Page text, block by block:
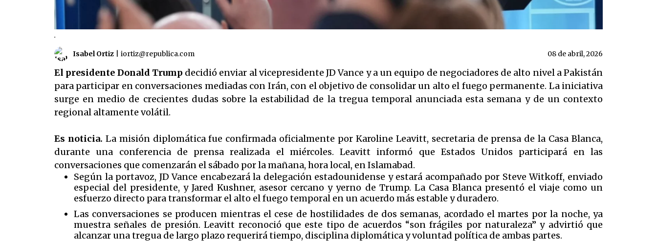
.
Isabel Ortiz iortiz@republica.com 08 de abril, 2026
El presidente Donald Trump decidió enviar al vicepresidente JD Vance y a un equipo de negociadores de alto nivel a Pakistán
para participar en conversaciones mediadas con Irán, con el objetivo de consolidar un alto el fuego permanente. La iniciativa
surge en medio de crecientes dudas sobre la estabilidad de la tregua temporal anunciada esta semana y de un contexto
regional altamente volátil.
Es noticia. La misión diplomática fue confirmada oficialmente por Karoline Leavitt, secretaria de prensa de la Casa Blanca,
durante una conferencia de prensa realizada el miércoles. Leavitt informó que Estados Unidos participará en las
conversaciones que comenzarán el sábado por la mañana, hora local, en Islamabad.
Según la portavoz, JD Vance encabezará la delegación estadounidense y estará acompañado por Steve Witkoff, enviado
especial del presidente, y Jared Kushner, asesor cercano y yerno de Trump. La Casa Blanca presentó el viaje como un
esfuerzo directo para transformar el alto el fuego temporal en un acuerdo más estable y duradero.
Las conversaciones se producen mientras el cese de hostilidades de dos semanas, acordado el martes por la noche, ya
muestra señales de presión. Leavitt reconoció que este tipo de acuerdos “son frágiles por naturaleza” y advirtió que
alcanzar una tregua de largo plazo requerirá tiempo, disciplina diplomática y voluntad política de ambas partes.